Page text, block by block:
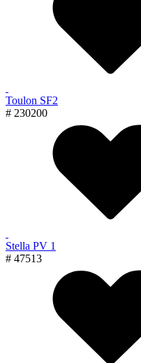
Toulon SF2
# 230200
Stella PV 1
# 47513